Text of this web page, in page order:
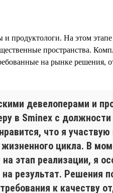
и продуктологи. На этом
пространства.
на рынке решения,
девелоперами и
в Sminex с
что я
цикла. В
этап реализации, я
результат. Решения
к качеству